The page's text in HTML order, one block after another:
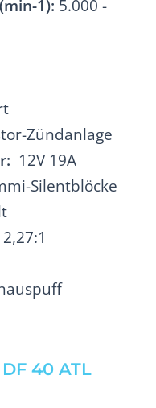
40 ATL
1): 5.000 -
Zündanlage
12V 19A
Silentblöcke
2,27:1